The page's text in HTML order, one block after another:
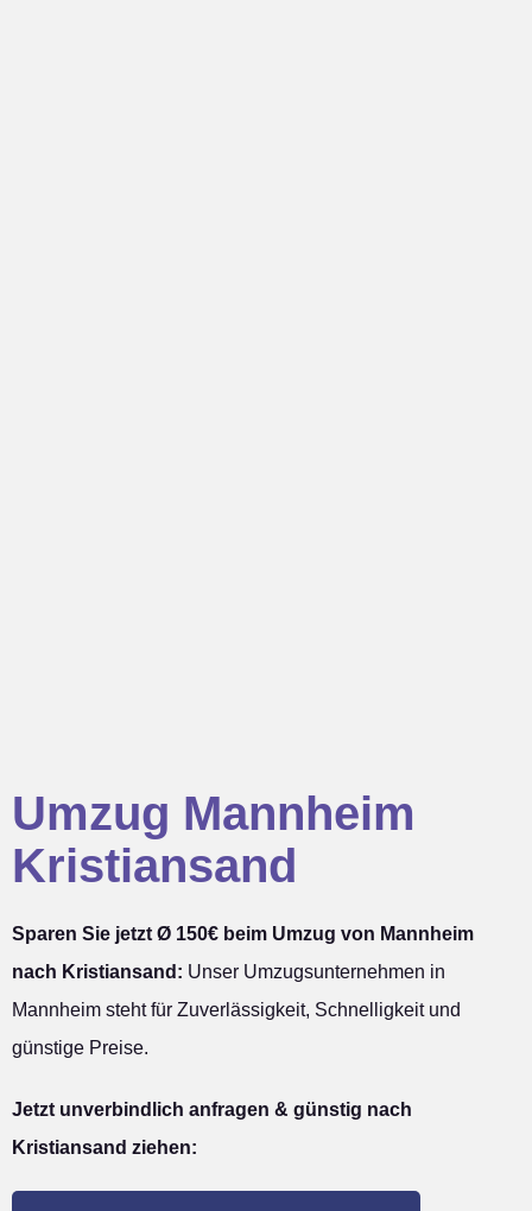
Umzug Mannheim
Kristiansand
Sparen Sie jetzt Ø 150€ beim Umzug von Mannheim
nach Kristiansand: Unser Umzugsunternehmen in
Mannheim steht für Zuverlässigkeit, Schnelligkeit und
günstige Preise.
Jetzt unverbindlich anfragen & günstig nach
Kristiansand ziehen: